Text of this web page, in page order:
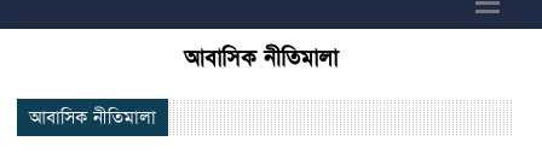
আবাসিক নীতিমালা
আবাসিক নীতিমালা